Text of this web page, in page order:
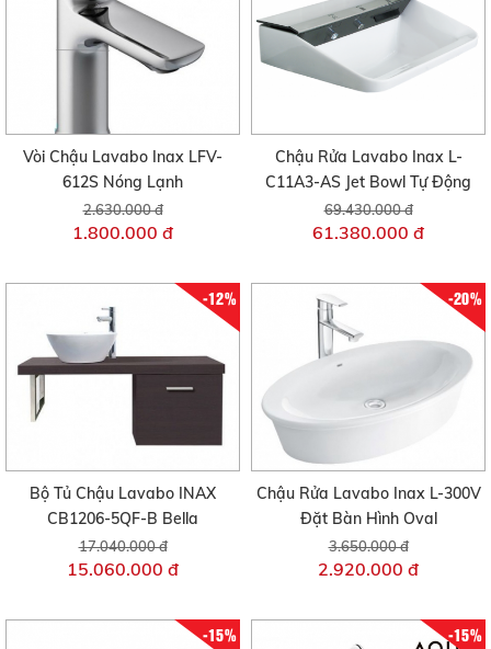
Vòi Chậu Lavabo Inax LFV-
612S Nóng Lạnh
2.630.000 đ
1.800.000 đ
Chậu Rửa Lavabo Inax L-
C11A3-AS Jet Bowl Tự Động
69.430.000 đ
61.380.000 đ
-12%
Bộ Tủ Chậu Lavabo INAX
CB1206-5QF-B Bella
17.040.000 đ
15.060.000 đ
-20%
Chậu Rửa Lavabo Inax L-300V
Đặt Bàn Hình Oval
3.650.000 đ
2.920.000 đ
-15% -15%